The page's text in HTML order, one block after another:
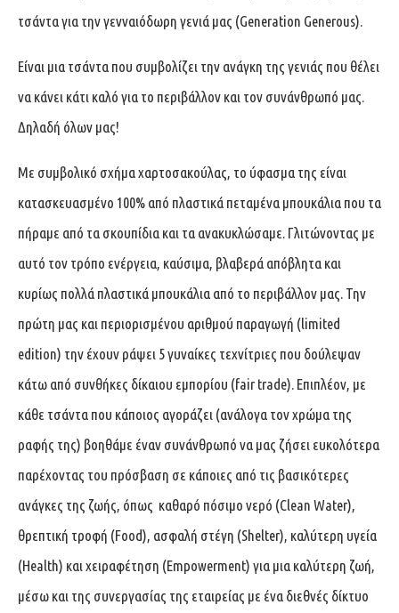
τσάντα για την γενναιόδωρη γενιά μας (Generation Generous).
Είναι μια τσάντα που συμβολίζει την ανάγκη της γενιάς που θέλει
να κάνει κάτι καλό για το περιβάλλον και τον συνάνθρωπό μας.
Δηλαδή όλων μας!
Με συμβολικό σχήμα χαρτοσακούλας, το ύφασμα της είναι
κατασκευασμένο 100% από πλαστικά πεταμένα μπουκάλια που τα
πήραμε από τα σκουπίδια και τα ανακυκλώσαμε. Γλιτώνοντας με
αυτό τον τρόπο ενέργεια, καύσιμα, βλαβερά απόβλητα και
κυρίως πολλά πλαστικά μπουκάλια από το περιβάλλον μας. Την
πρώτη μας και περιορισμένου αριθμού παραγωγή (limited
edition) την έχουν ράψει 5 γυναίκες τεχνίτριες που δούλεψαν
κάτω από συνθήκες δίκαιου εμπορίου (fair trade). Επιπλέον, με
κάθε τσάντα που κάποιος αγοράζει (ανάλογα τον χρώμα της
ραφής της) βοηθάμε έναν συνάνθρωπό να μας ζήσει ευκολότερα
παρέχοντας του πρόσβαση σε κάποιες από τις βασικότερες
ανάγκες της ζωής, όπως καθαρό πόσιμο νερό (Clean Water),
θρεπτική τροφή (Food), ασφαλή στέγη (Shelter), καλύτερη υγεία
(Health) και χειραφέτηση (Empowerment) για μια καλύτερη ζωή,
μέσω και της συνεργασίας της εταιρείας με ένα διεθνές δίκτυο